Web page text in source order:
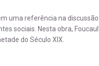
uma referência na
sociais. Nesta obra,
do Século XIX.